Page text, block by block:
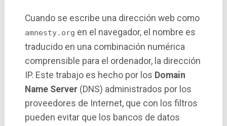
Cuando se escribe una dirección web como
amnesty.org en el navegador, el nombre es
traducido en una combinación numérica
comprensible para el ordenador, la dirección
IP. Este trabajo es hecho por los Domain
Name Server(DNS) administrados por los
proveedores de Internet, que con los filtros
pueden evitar que los bancos de datos